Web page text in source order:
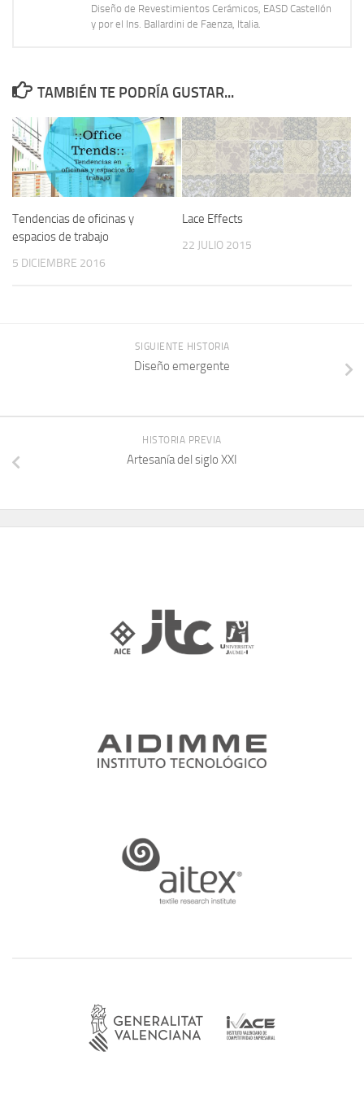
Diseño de Revestimientos Cerámicos, EASD Castellón
y por el Ins. Ballardini de Faenza, Italia.
TAMBIÉN TE PODRÍA GUSTAR...
Tendencias de oficinas y
espacios de trabajo
5 DICIEMBRE 2016
Lace Effects
22 JULIO 2015
SIGUIENTE HISTORIA
Diseño emergente
HISTORIA PREVIA
Artesanía del siglo XXI